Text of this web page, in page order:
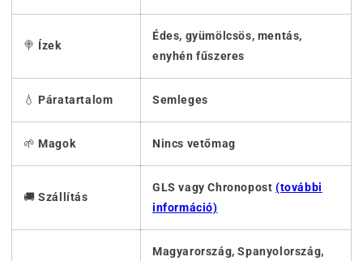
🍭 Ízek
Édes, gyümölcsös, mentás,
enyhén fűszeres
💧 Páratartalom Semleges
🌱 Magok Nincs vetőmag
🚚Szállítás
GLS vagy Chronopost (további
információ)
Magyarország, Spanyolország,